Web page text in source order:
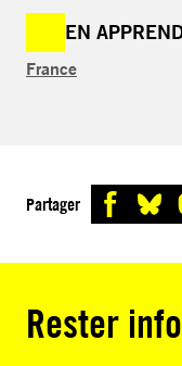
EN
France
Partager
Rester